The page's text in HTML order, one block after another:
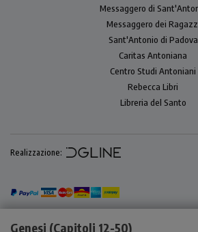
Genesi (Capitoli 12-50)
Messaggero di
Messaggero dei
Sant'Antonio di Padova
Caritas Antoniana
Centro Studi Antoniani
Rebecca Libri
Libreria del Santo
Realizzazione: